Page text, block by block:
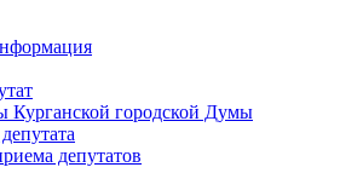
Курганской городской Думы
депутатов